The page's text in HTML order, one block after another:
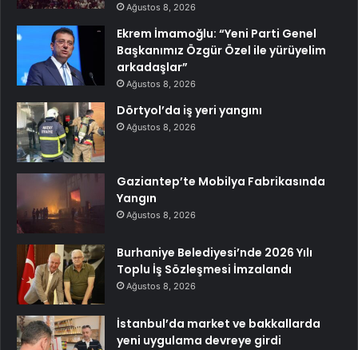
Ağustos 8, 2026
Ekrem İmamoğlu: “Yeni Parti Genel
Başkanımız Özgür Özel ile yürüyelim
arkadaşlar”
Ağustos 8, 2026
Dörtyol’da iş yeri yangını
Ağustos 8, 2026
Gaziantep’te Mobilya Fabrikasında
Yangın
Ağustos 8, 2026
Burhaniye Belediyesi’nde 2026 Yılı
Toplu İş Sözleşmesi İmzalandı
Ağustos 8, 2026
İstanbul’da market ve bakkallarda
yeni uygulama devreye girdi